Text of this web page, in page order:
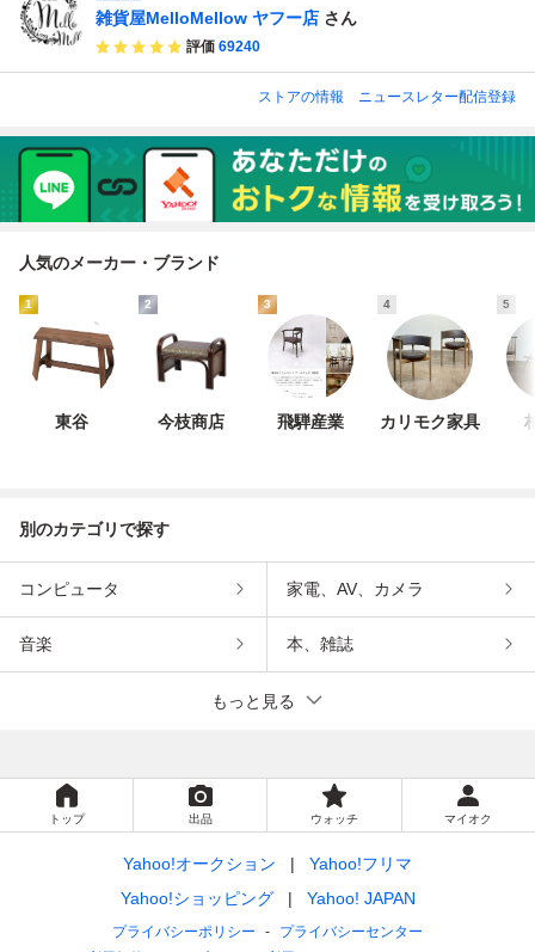
雑貨屋MelloMellow ヤフー店 さん
評価 69240
ストアの情報 ニュースレター配信登録
人気のメーカー・ブランド
1
東谷
2
今枝商店
3
飛騨産業
4
カリモク家具
5
別のカテゴリで探す
コンピュータ 家電、AV、カメラ
音楽 本、雑誌
もっと見る
トップ 出品 ウォッチ マイオク
Yahoo!オークション
Yahoo!フリマ
Yahoo!ショッピング
Yahoo! JAPAN
プライバシーポリシー
プライバシーセンター